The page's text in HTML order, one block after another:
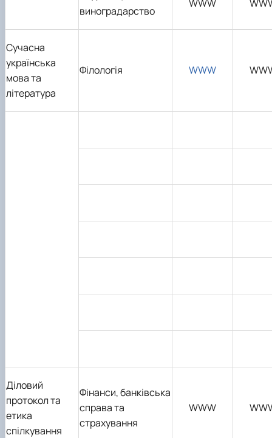
виноградарство
WWW
Сучасна
українська
мова та
література
Філологія WWW
Діловий
протокол та
етика
спілкування
Фінанси, банківська
справа та
страхування
WWW